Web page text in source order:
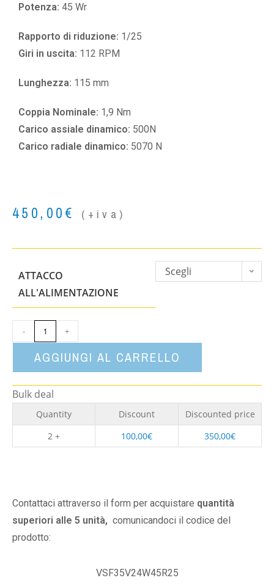
Potenza: 45 Wr
Rapporto di riduzione: 1/25
Giri in uscita: 112 RPM
Lunghezza: 115 mm
Coppia Nominale: 1,9 Nm
Carico assiale dinamico: 500N
Carico radiale dinamico: 5070 N
450,00€ (+iva)
ATTACCO
ALL'ALIMENTAZIONE
Scegli
- +
AGGIUNGI AL CARRELLO
Bulk deal
Quantity Discount
Discounted price
2 +
100,00€ 350,00€
Contattaci attraverso il form per acquistare quantità
superiori alle 5 unità, comunicandoci il codice del
prodotto:
VSF35V24W45R25